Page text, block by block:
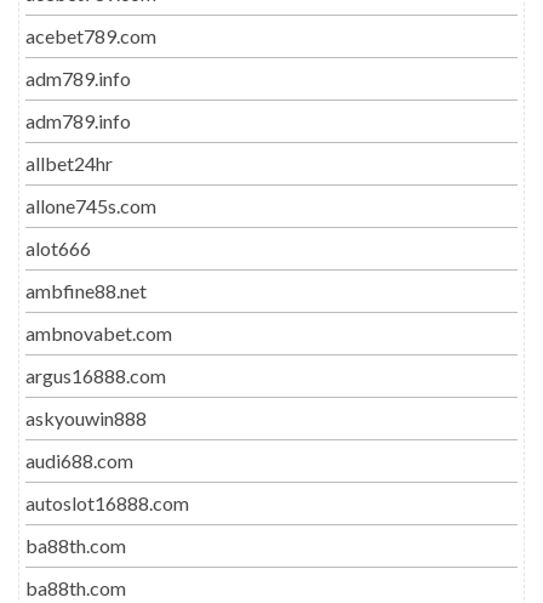
acebet789.com
adm789.info
adm789.info
allbet24hr
allone745s.com
alot666
ambfine88.net
ambnovabet.com
argus16888.com
askyouwin888
audi688.com
autoslot16888.com
ba88th.com
ba88th.com